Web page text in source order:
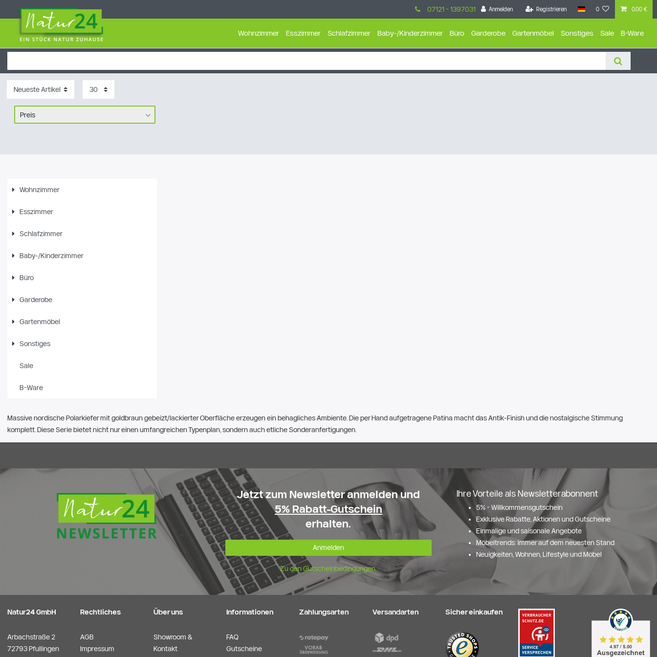
Anmelden Registrieren 0 0,00 €
07121 - 1397031
Wohnzimmer Esszimmer Schlafzimmer Baby-/Kinderzimmer Büro Garderobe Gartenmöbel Sonstiges Sale B-Ware
Preis
Wohnzimmer
Esszimmer
Schlafzimmer
Baby-/Kinderzimmer
Büro
Garderobe
Gartenmöbel
Sonstiges
Sale
B-Ware
Massive nordische Polarkiefer mit goldbraun gebeizt/lackierter Oberfläche erzeugen ein behagliches Ambiente. Die per Hand aufgetragene Patina macht das Antik-Finish und die nostalgische Stimmung
komplett. Diese Serie bietet nicht nur einen umfangreichen Typenplan, sondern auch etliche Sonderanfertigungen.
Jetzt zum Newsletter anmelden und
5% Rabatt-Gutschein
erhalten.
Anmelden
Zu den Gutscheinbedingungen.
Ihre Vorteile als Newsletterabonnent
5% - Willkommensgutschein
Exklusive Rabatte, Aktionen und Gutscheine
Einmalige und saisonale Angebote
Möbeltrends: Immer auf dem neuesten Stand
Neuigkeiten, Wohnen, Lifestyle und Möbel
Natur24 GmbH
Arbachstraße 2
72793 Pfullingen
Rechtliches
AGB
Impressum
Über uns
Showroom &
Kontakt
Informationen
FAQ
Gutscheine
Zahlungsarten Versandarten Sicher einkaufen